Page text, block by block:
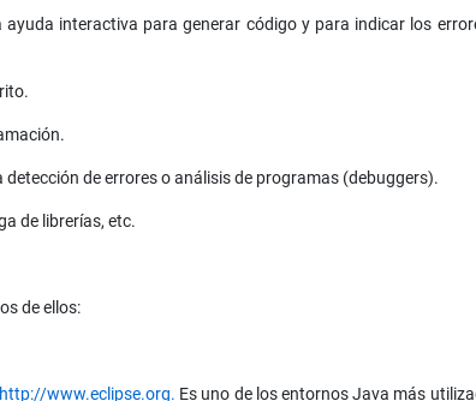
ayuda interactiva para generar código y para indicar los
de errores o análisis de programas (debuggers).
de librerías, etc.
de ellos:
http://www.eclipse.org. Es uno de los entornos Java más